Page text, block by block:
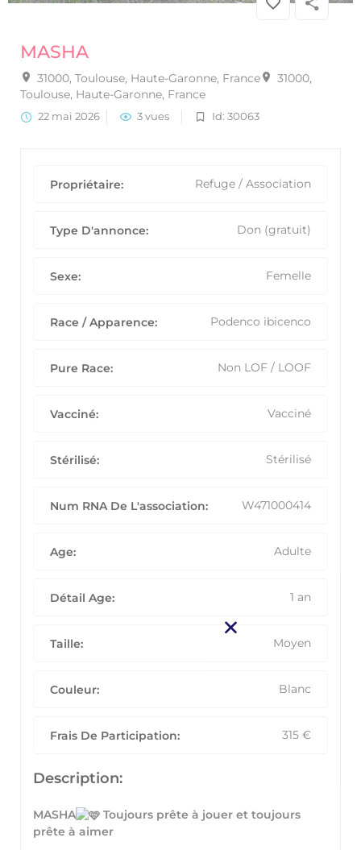
MASHA
31000, Toulouse, Haute-Garonne, France
31000,
Toulouse, Haute-Garonne, France
22 mai 2026 3 vues Id: 30063
Propriétaire: Refuge / Association
Type D'annonce: Don (gratuit)
Sexe: Femelle
Race / Apparence: Podenco ibicenco
Pure Race: Non LOF / LOOF
Vacciné: Vacciné
Stérilisé: Stérilisé
Num RNA De L'association: W471000414
Age: Adulte
Détail Age: 1 an
Taille: Moyen
Couleur: Blanc
Frais De Participation: 315 €
Description:
MASHA
Toujours prête à jouer et toujours
prête à aimer